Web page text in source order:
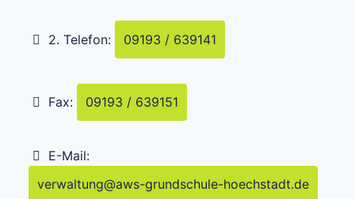
2. Telefon: 09193 / 639141
Fax: 09193 / 639151
E-Mail:
verwaltung@aws-grundschule-hoechstadt.de